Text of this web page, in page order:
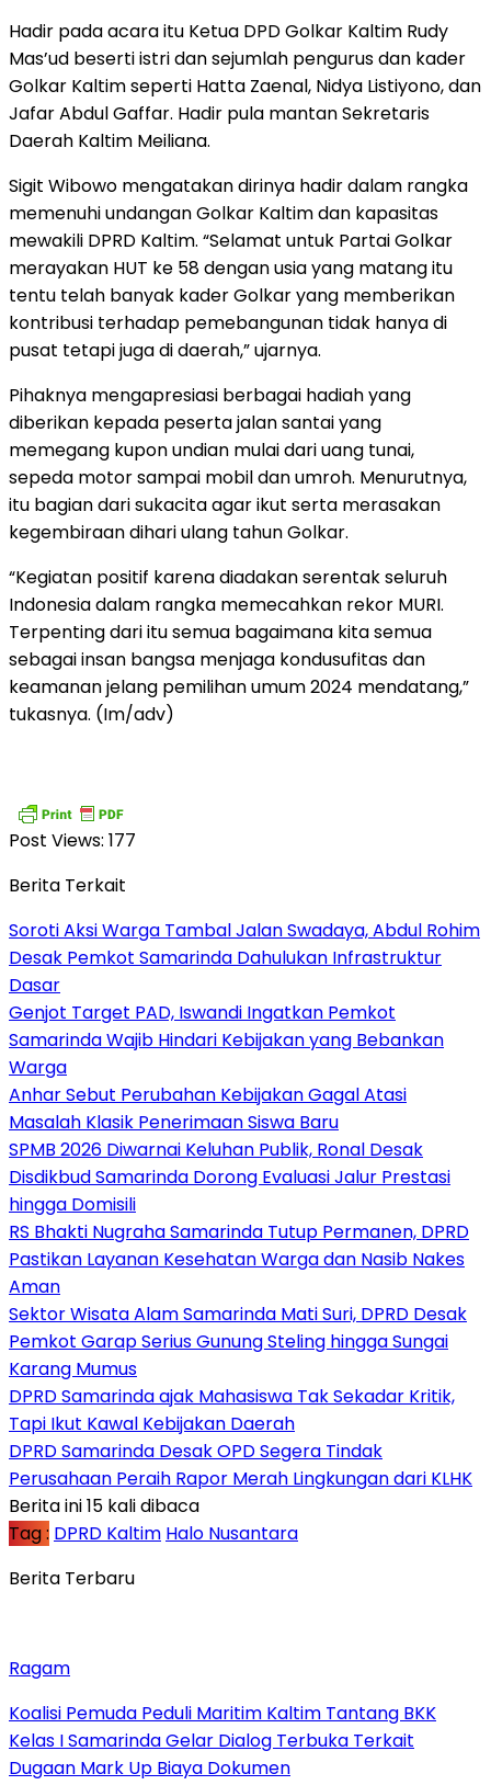
Hadir pada acara itu Ketua DPD Golkar Kaltim Rudy
Mas’ud beserti istri dan sejumlah pengurus dan kader
Golkar Kaltim seperti Hatta Zaenal, Nidya Listiyono, dan
Jafar Abdul Gaffar. Hadir pula mantan Sekretaris
Daerah Kaltim Meiliana.
Sigit Wibowo mengatakan dirinya hadir dalam rangka
memenuhi undangan Golkar Kaltim dan kapasitas
mewakili DPRD Kaltim. “Selamat untuk Partai Golkar
merayakan HUT ke 58 dengan usia yang matang itu
tentu telah banyak kader Golkar yang memberikan
kontribusi terhadap pemebangunan tidak hanya di
pusat tetapi juga di daerah,” ujarnya.
Pihaknya mengapresiasi berbagai hadiah yang
diberikan kepada peserta jalan santai yang
memegang kupon undian mulai dari uang tunai,
sepeda motor sampai mobil dan umroh. Menurutnya,
itu bagian dari sukacita agar ikut serta merasakan
kegembiraan dihari ulang tahun Golkar.
“Kegiatan positif karena diadakan serentak seluruh
Indonesia dalam rangka memecahkan rekor MURI.
Terpenting dari itu semua bagaimana kita semua
sebagai insan bangsa menjaga kondusufitas dan
keamanan jelang pemilihan umum 2024 mendatang,”
tukasnya. (Im/adv)
Post Views: 177
Berita Terkait
Soroti Aksi Warga Tambal Jalan Swadaya, Abdul Rohim
Desak Pemkot Samarinda Dahulukan Infrastruktur
Dasar
Genjot Target PAD, Iswandi Ingatkan Pemkot
Samarinda Wajib Hindari Kebijakan yang Bebankan
Warga
Anhar Sebut Perubahan Kebijakan Gagal Atasi
Masalah Klasik Penerimaan Siswa Baru
SPMB 2026 Diwarnai Keluhan Publik, Ronal Desak
Disdikbud Samarinda Dorong Evaluasi Jalur Prestasi
hingga Domisili
RS Bhakti Nugraha Samarinda Tutup Permanen, DPRD
Pastikan Layanan Kesehatan Warga dan Nasib Nakes
Aman
Sektor Wisata Alam Samarinda Mati Suri, DPRD Desak
Pemkot Garap Serius Gunung Steling hingga Sungai
Karang Mumus
DPRD Samarinda ajak Mahasiswa Tak Sekadar Kritik,
Tapi Ikut Kawal Kebijakan Daerah
DPRD Samarinda Desak OPD Segera Tindak
Perusahaan Peraih Rapor Merah Lingkungan dari KLHK
Berita ini 15 kali dibaca
Tag : DPRD Kaltim Halo Nusantara
Berita Terbaru
Ragam
Koalisi Pemuda Peduli Maritim Kaltim Tantang BKK
Kelas I Samarinda Gelar Dialog Terbuka Terkait
Dugaan Mark Up Biaya Dokumen